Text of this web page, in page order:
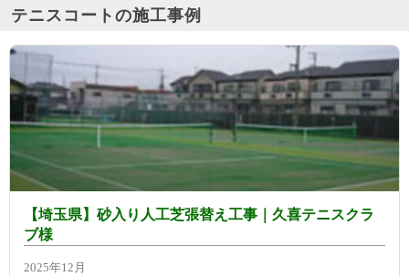
テニスコートの施工事例
【埼玉県】砂入り人工芝張替え工事｜久喜テニスクラ
ブ様
2025年12月